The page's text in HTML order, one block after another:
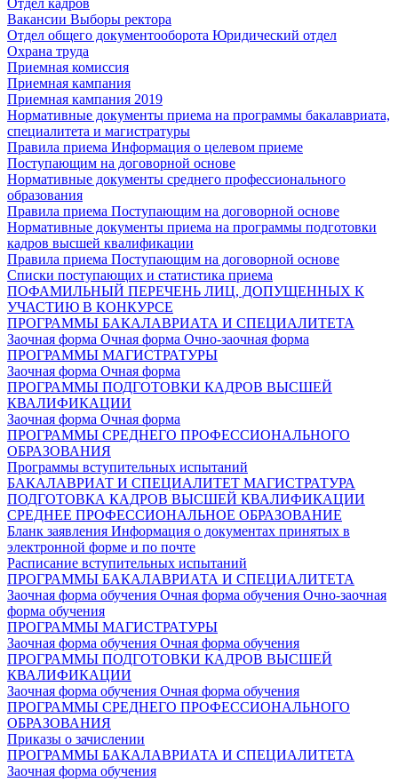
Вакансии Выборы ректора
Отдел общего документооборота Юридический отдел
Охрана труда
Приемная комиссия
Приемная кампания
Приемная кампания 2019
Нормативные документы приема на программы бакалавриата,
специалитета и магистратуры
Правила приема Информация о целевом приеме
Поступающим на договорной основе
Нормативные документы среднего профессионального
образования
Правила приема Поступающим на договорной основе
Нормативные документы приема на программы подготовки
кадров высшей квалификации
Правила приема Поступающим на договорной основе
Списки поступающих и статистика приема
ПОФАМИЛЬНЫЙ ПЕРЕЧЕНЬ ЛИЦ, ДОПУЩЕННЫХ К
УЧАСТИЮ В КОНКУРСЕ
ПРОГРАММЫ БАКАЛАВРИАТА И СПЕЦИАЛИТЕТА
Заочная форма Очная форма Очно-заочная форма
ПРОГРАММЫ МАГИСТРАТУРЫ
Заочная форма Очная форма
ПРОГРАММЫ ПОДГОТОВКИ КАДРОВ ВЫСШЕЙ
КВАЛИФИКАЦИИ
Заочная форма Очная форма
ПРОГРАММЫ СРЕДНЕГО ПРОФЕССИОНАЛЬНОГО
ОБРАЗОВАНИЯ
Программы вступительных испытаний
БАКАЛАВРИАТ И СПЕЦИАЛИТЕТ МАГИСТРАТУРА
ПОДГОТОВКА КАДРОВ ВЫСШЕЙ КВАЛИФИКАЦИИ
СРЕДНЕЕ ПРОФЕССИОНАЛЬНОЕ ОБРАЗОВАНИЕ
Бланк заявления Информация о документах принятых в
электронной форме и по почте
Расписание вступительных испытаний
ПРОГРАММЫ БАКАЛАВРИАТА И СПЕЦИАЛИТЕТА
Заочная форма обучения Очная форма обучения Очно-заочная
форма обучения
ПРОГРАММЫ МАГИСТРАТУРЫ
Заочная форма обучения Очная форма обучения
ПРОГРАММЫ ПОДГОТОВКИ КАДРОВ ВЫСШЕЙ
КВАЛИФИКАЦИИ
Заочная форма обучения Очная форма обучения
ПРОГРАММЫ СРЕДНЕГО ПРОФЕССИОНАЛЬНОГО
ОБРАЗОВАНИЯ
Приказы о зачислении
ПРОГРАММЫ БАКАЛАВРИАТА И СПЕЦИАЛИТЕТА
Заочная форма обучения